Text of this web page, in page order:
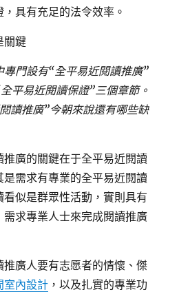
具有充足的法令效率。
關鍵
專門設有“全平易近閱讀推廣”
平易近閱讀保證”三個章節。
讀推廣”今朝來說還有哪些缺
推廣的關鍵在于全平易近閱讀
需求有專業的全平易近閱讀
似是群眾性活動，實則具有
求專業人士來完成閱讀推廣
廣人要有志愿者的情懷、傑
室內設計 ，以及扎實的專業功